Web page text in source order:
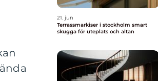
21. jun
Terrassmarkiser i stockholm smart
skugga för uteplats och altan